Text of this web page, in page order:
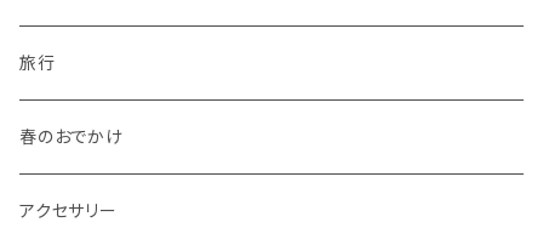
旅行
春のおでかけ
アクセサリー